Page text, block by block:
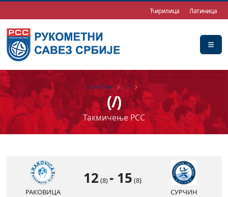
Ћирилица Латиница
(/)
Такмичење РСС
ПОЧЕТНА (/)
РАКОВИЦА
12 (8)- 15 (8)
СУРЧИН